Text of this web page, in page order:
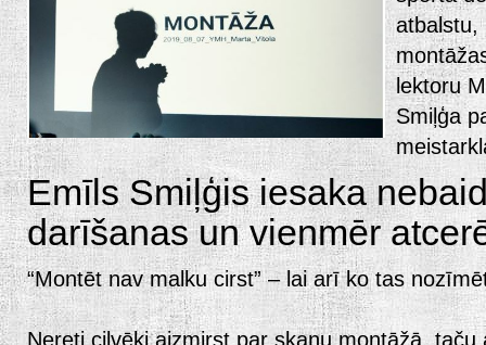
atbalstu,
lektoru
Smiļģa
Emīls Smiļģis iesaka
darīšanas un vienmēr
“Montēt nav malku cirst” – lai arī ko tas
Nereti cilvēki aizmirst par skaņu montāžā,